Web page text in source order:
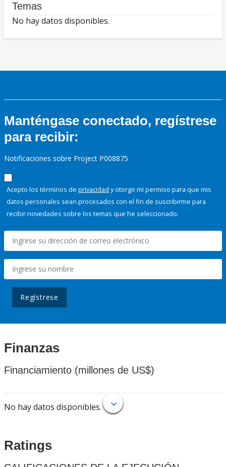
Temas
No hay datos disponibles.
Manténgase conectado, regístrese
para recibir:
Notificaciones sobre Project P008875
Acepto los términos de privacidad y otorgo mi permiso para que mis
datos personales sean procesados con el fin de suscribirme para
recibir novedades sobre los temas que he seleccionado.
Regístrese
Finanzas
Financiamiento (millones de US$)
No hay datos disponibles.
Ratings